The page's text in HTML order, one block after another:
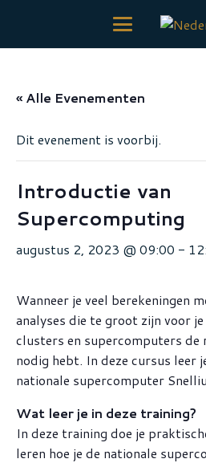
« Alle Evenementen
Dit evenement is voorbij.
Introductie van
Supercomputing
augustus 2, 2023 @ 09:00 -
Wanneer je veel berekeningen
analyses die te groot zijn voor
clusters en supercomputers de
nodig hebt. In deze cursus leer
nationale supercomputer
Wat leer je in deze training?
In deze training doe je
leren hoe je de nationale